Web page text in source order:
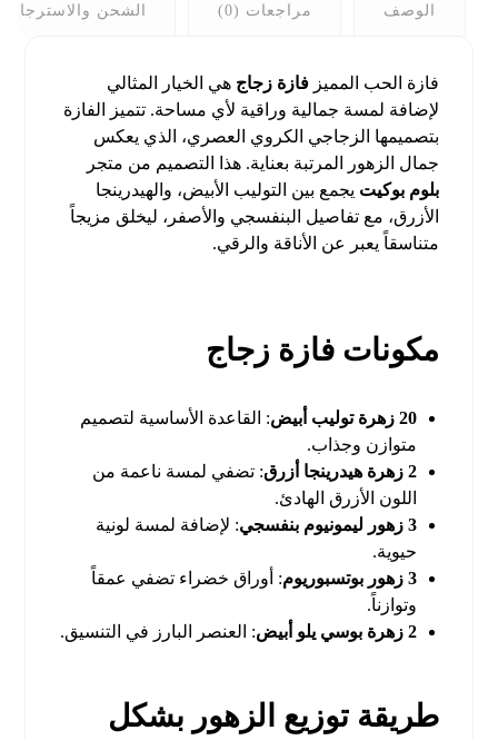
الوصف مراجعات (0) الشحن والاسترجاع
فازة الحب المميزفازة زجاج هي الخيار المثالي
لإضافة لمسة جمالية وراقية لأي مساحة. تتميز الفازة
بتصميمها الزجاجي الكروي العصري، الذي يعكس
جمال الزهور المرتبة بعناية. هذا التصميم من متجر
بلوم بوكيت يجمع بين التوليب الأبيض، والهيدرينجا
الأزرق، مع تفاصيل البنفسجي والأصفر، ليخلق مزيجاً
متناسقاً يعبر عن الأناقة والرقي.
مكونات فازة زجاج
20 زهرة توليب أبيض
: القاعدة الأساسية لتصميم
متوازن وجذاب.
2 زهرة هيدرينجا أزرق
: تضفي لمسة ناعمة من
اللون الأزرق الهادئ.
3 زهور ليمونيوم بنفسجي
: لإضافة لمسة لونية
حيوية.
3 زهور بوتسبوريوم
: أوراق خضراء تضفي عمقاً
وتوازناً.
2 زهرة بوسي يلو أبيض
: العنصر البارز في التنسيق.
طريقة توزيع الزهور بشكل